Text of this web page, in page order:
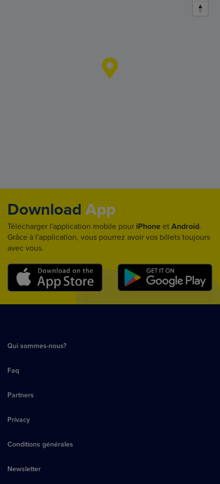
Download App
Télécharger l'application mobile pour iPhone et Android.
Grâce à l'application, vous pourrez avoir vos billets toujours
avec vous.
Qui sommes-nous?
Faq
Partners
Privacy
Conditions générales
Newsletter